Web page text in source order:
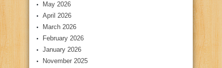
May 2026
April 2026
March 2026
February 2026
January 2026
November 2025